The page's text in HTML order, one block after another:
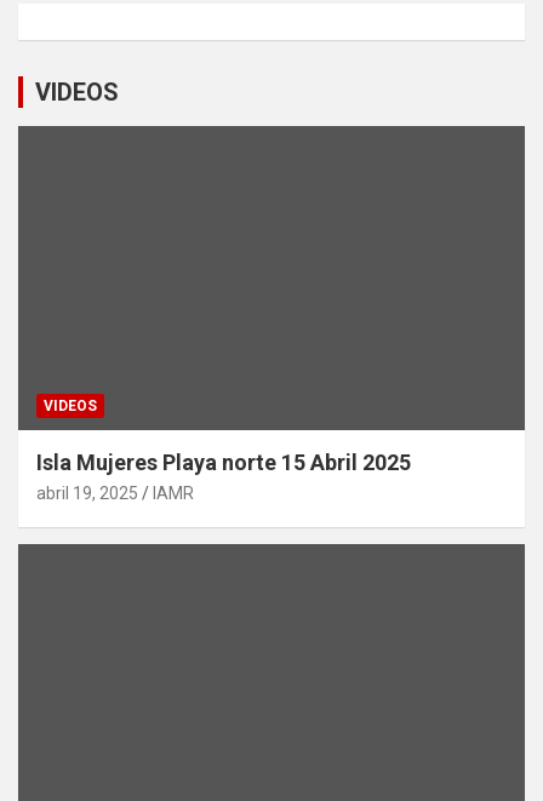
VIDEOS
VIDEOS
Isla Mujeres Playa norte 15 Abril 2025
abril 19, 2025 IAMR